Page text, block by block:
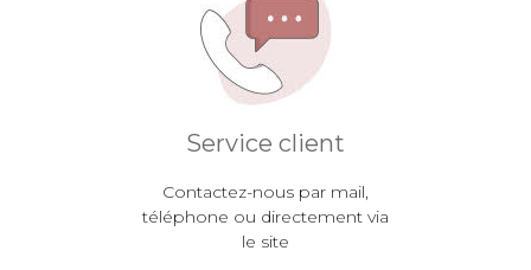
Service client
Contactez-nous par mail,
téléphone ou directement via
le site